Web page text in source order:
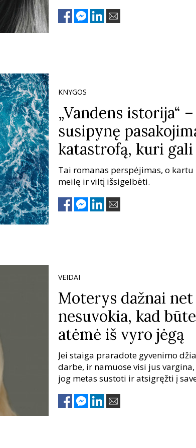
KNYGOS
„Vandens istorija“
susipynę
katastrofą, kuri gali
ištikti netolimoje
IŠTRAUKA
Tai romanas perspėjimas, o kartu
meilę ir viltį išsigelbėti.
VEIDAI
Moterys dažnai net
nesuvokia, kad
atėmė iš vyro jėgą
Jei staiga praradote gyvenimo
darbe, ir namuose visi jus
jog metas sustoti ir atsigręžti į